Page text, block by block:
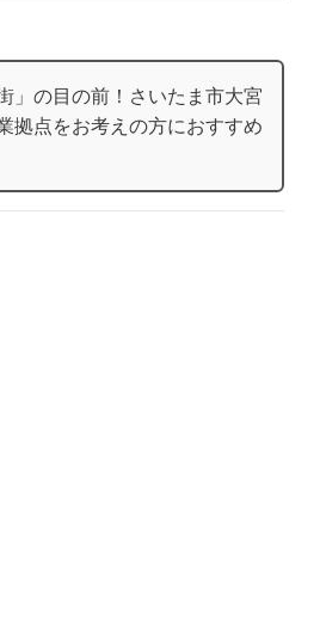
」の目の前！さいたま市大宮
拠点をお考えの方におすすめ